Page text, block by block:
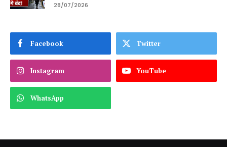
28/07/2026
Facebook Twitter
Instagram YouTube
WhatsApp